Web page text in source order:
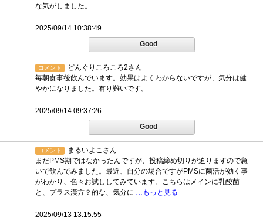
な気がしました。
2025/09/14 10:38:49
Good
コメント
どんぐりころころ2さん
毎朝食事後飲んでいます。効果はよくわからないですが、気分は健
やかになりました。有り難いです。
2025/09/14 09:37:26
Good
コメント
まるいよこさん
まだPMS期ではなかったんですが、投稿締め切りが迫りますので急
いで飲んでみました。最近、自分の場合ですがPMSに菌活が効く事
がわかり、色々お試ししてみています。こちらはメインに乳酸菌
と、プラス漢方？的な、気分に …もっと見る
2025/09/13 13:15:55